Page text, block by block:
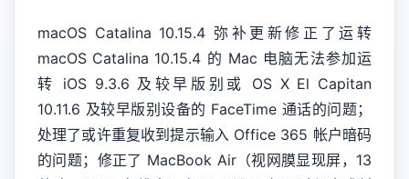
macOS Catalina 10.15.4 弥补更新修正了运转
macOS Catalina 10.15.4 的 Mac 电脑无法参加运
转 iOS 9.3.6 及较早版别或 OS X El Capitan
10.11.6 及较早版别设备的 FaceTime 通话的问题；
处理了或许重复收到提示输入 Office 365 帐户暗码
的问题；修正了 MacBook Air（视网膜显现屏，13